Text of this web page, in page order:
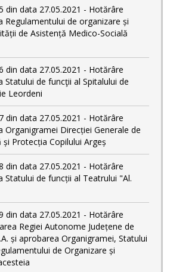
din data 27.05.2021 - Hotărâre
Regulamentului de organizare și
de Asistență Medico-Socială
din data 27.05.2021 - Hotărâre
Statului de funcţii al Spitalului de
Leordeni
din data 27.05.2021 - Hotărâre
Organigramei Direcției Generale de
și Protecția Copilului Argeș
din data 27.05.2021 - Hotărâre
Statului de funcții al Teatrului "Al.
din data 27.05.2021 - Hotărâre
Regiei Autonome Județene de
și aprobarea Organigramei, Statului
de Organizare și